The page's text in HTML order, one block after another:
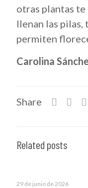
otras plantas
llenan las pilas,
permiten
Carolina
Share
Related posts
29 de junio de 2026